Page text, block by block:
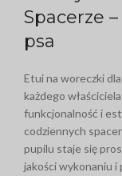
Spacerze
psa
Etui na woreczki
każdego
funkcjonalność i
codziennych
pupilu staje się
jakości wykonaniu i